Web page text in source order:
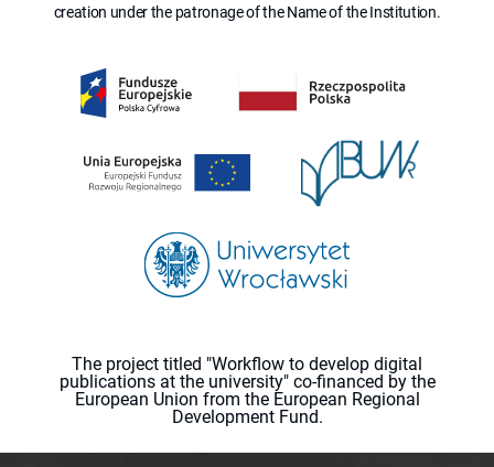
creation under the patronage of the Name of the Institution.
The project titled "Workflow to develop digital
publications at the university" co-financed by the
European Union from the European Regional
Development Fund.